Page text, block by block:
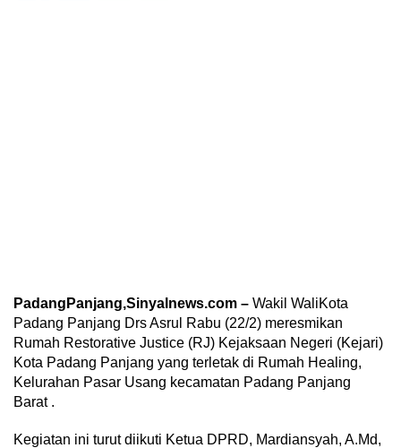
PadangPanjang,Sinyalnews.com – Wakil WaliKota
Padang Panjang Drs Asrul Rabu (22/2) meresmikan
Rumah Restorative Justice (RJ) Kejaksaan Negeri (Kejari)
Kota Padang Panjang yang terletak di Rumah Healing,
Kelurahan Pasar Usang kecamatan Padang Panjang
Barat .
Kegiatan ini turut diikuti Ketua DPRD, Mardiansyah, A.Md,